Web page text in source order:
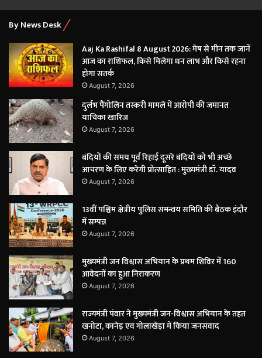
By News Desk
Aaj Ka Rashifal 8 August 2026: मेष से मीन तक जानें
आज का राशिफल, किसे मिलेगा धन लाभ और किसे रहना
होगा सतर्क
August 7, 2026
दुर्लभ पैंगोलिन तस्करी मामले में आरोपी की जमानत
याचिका खारिज
August 7, 2026
बंदियों की समय पूर्व रिहाई दूसरे बंदियों को भी अच्छे
आचरण के लिए करेगी प्रोत्साहित : मुख्यमंत्री डॉ. यादव
August 7, 2026
13वीं पश्चिम क्षेत्रीय पुलिस समन्वय समिति की बैठक इंदौर
में सम्पन्न
August 7, 2026
मुख्यमंत्री जन विश्वास अभियान के प्रथम शिविर में 160
आवेदनों का हुआ निराकरण
August 7, 2026
राज्यमंत्री पंवार ने मुख्यमंत्री जन-विश्वास अभियान के तहत
खनोटा, कानेड़ एवं गोलाखेड़ा में किया जनसंवाद
August 7, 2026